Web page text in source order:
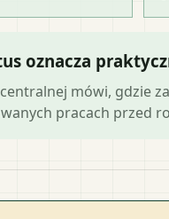
oznacza
mówi, gdzie
pracach przed